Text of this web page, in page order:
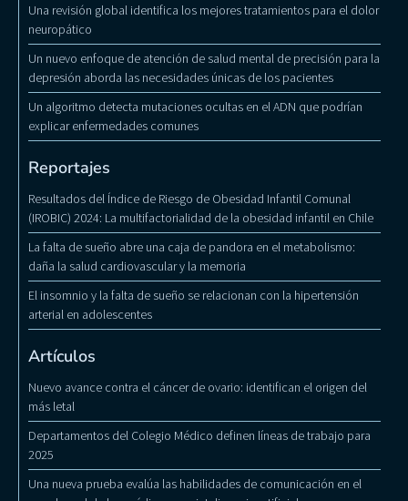
Una revisión global identifica los mejores tratamientos para el dolor
neuropático
Un nuevo enfoque de atención de salud mental de precisión para la
depresión aborda las necesidades únicas de los pacientes
Un algoritmo detecta mutaciones ocultas en el ADN que podrían
explicar enfermedades comunes
Reportajes
Resultados del Índice de Riesgo de Obesidad Infantil Comunal
(IROBIC) 2024: La multifactorialidad de la obesidad infantil en Chile
La falta de sueño abre una caja de pandora en el metabolismo:
daña la salud cardiovascular y la memoria
El insomnio y la falta de sueño se relacionan con la hipertensión
arterial en adolescentes
Artículos
Nuevo avance contra el cáncer de ovario: identifican el origen del
más letal
Departamentos del Colegio Médico definen líneas de trabajo para
2025
Una nueva prueba evalúa las habilidades de comunicación en el